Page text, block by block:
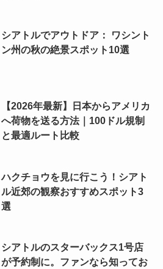
シアトルでアウトドア： ワシント
ン州の秋の絶景スポット10選
【2026年最新】日本からアメリカ
へ荷物を送る方法｜100ドル規制
と最適ルート比較
ハクチョウを見に行こう！シアト
ル近郊の観察おすすめスポット3
選
シアトルのスターバックス1号店
が予約制に。ファンなら知ってお